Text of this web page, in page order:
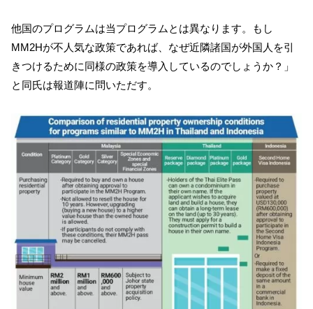
他国のプログラムは当プログラムとは異なります。もし
MM2Hが不人気な政策であれば、なぜ近隣諸国が外国人を引
きつけるために同様の政策を導入しているのでしょうか？」
と同氏は報道陣に問いただす。